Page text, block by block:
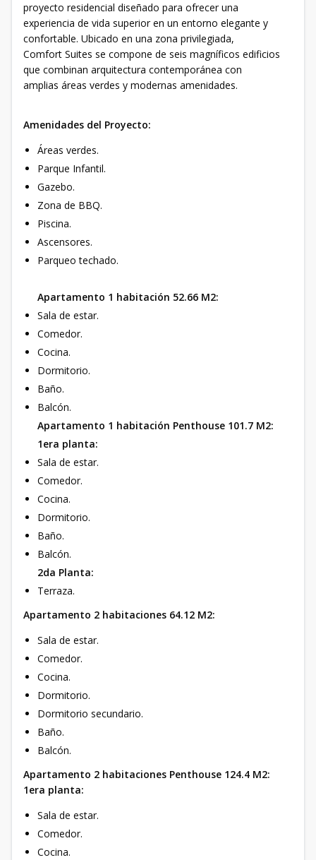
proyecto residencial diseñado para ofrecer una
experiencia de vida superior en un entorno elegante y
confortable. Ubicado en una zona privilegiada,
Comfort Suites se compone de seis magníficos edificios
que combinan arquitectura contemporánea con
amplias áreas verdes y modernas amenidades.
Amenidades del Proyecto:
Áreas verdes.
Parque Infantil.
Gazebo.
Zona de BBQ.
Piscina.
Ascensores.
Parqueo techado.
Apartamento 1 habitación 52.66 M2:
Sala de estar.
Comedor.
Cocina.
Dormitorio.
Baño.
Balcón.
Apartamento 1 habitación Penthouse 101.7 M2:
1era planta:
Sala de estar.
Comedor.
Cocina.
Dormitorio.
Baño.
Balcón.
2da Planta:
Terraza.
Apartamento 2 habitaciones 64.12 M2:
Sala de estar.
Comedor.
Cocina.
Dormitorio.
Dormitorio secundario.
Baño.
Balcón.
Apartamento 2 habitaciones Penthouse 124.4 M2:
1era planta:
Sala de estar.
Comedor.
Cocina.